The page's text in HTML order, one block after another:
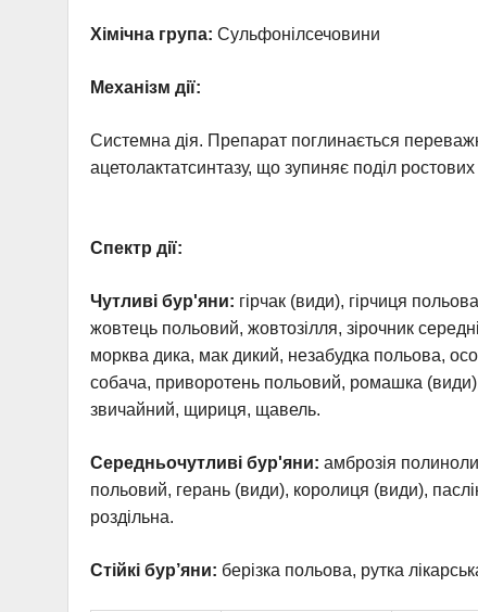
Хімічна група: Сульфонілсечовини
Механiзм дії:
Системна дія. Препарат поглинається
ацетолактатсинтазу, що зупиняє поділ ростових
Спектр дії:
Чутливі бур'яни: гірчак (види), гірчиця
жовтець польовий, жовтозілля, зірочник
морква дика, мак дикий, незабудка польова,
собача, приворотень польовий, ромашка
звичайний, щириця, щавель.
Середньочутливі бур'яни: амброзія
польовий, герань (види), королиця (види),
роздільна.
Стійкі бур’яни: берізка польова, рутка